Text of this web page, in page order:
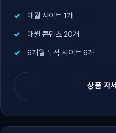
매월 사이트 1개
매월 콘텐츠 20개
6개월 누적 사이트 6개
상품 자